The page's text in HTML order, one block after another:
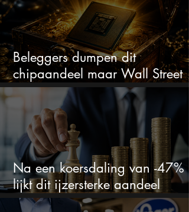
Beleggers dumpen dit
chipaandeel maar Wall Street
ziet een zeldzame koopkans
Na een koersdaling van -47%
lijkt dit ijzersterke aandeel
aantrekkelijker dan ooit